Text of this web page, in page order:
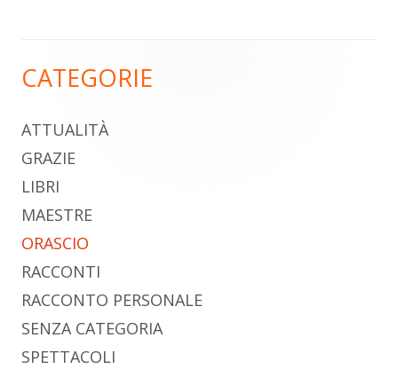
Barra
laterale
principale
CATEGORIE
ATTUALITÀ
GRAZIE
LIBRI
MAESTRE
ORASCIO
RACCONTI
RACCONTO PERSONALE
SENZA CATEGORIA
SPETTACOLI